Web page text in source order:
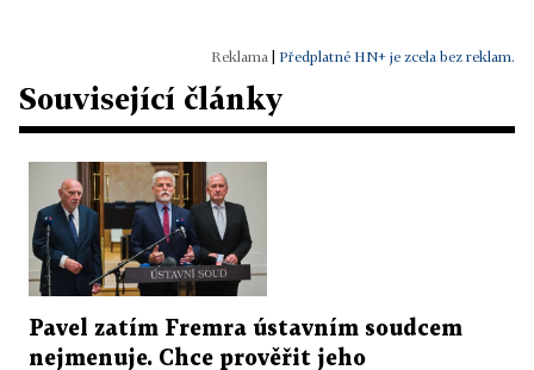
Předplatné HN+ je zcela bez reklam.
Související články
Pavel zatím Fremra ústavním soudcem
nejmenuje. Chce prověřit jeho